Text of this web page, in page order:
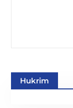
Hukrim